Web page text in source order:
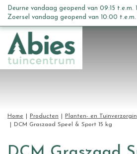
n
Home Producten Planten- en
DCM Graszaad Speel & Sport 15 kg
Deurne vandaag geopend van 09:15 t.e.m.
Zoersel vandaag geopend van 10:00 t.e.m.